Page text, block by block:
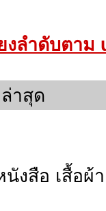
งลำดับตาม
าสุด
งสือ เสื้อ